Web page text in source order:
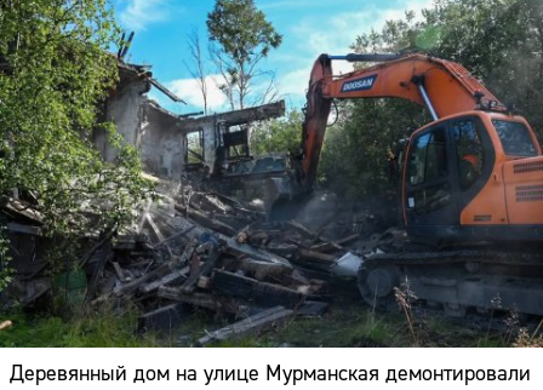
Деревянный дом на улице Мурманская демонтировали